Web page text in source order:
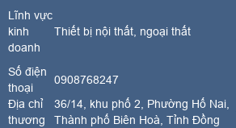
Lĩnh vực
kinh
doanh
Thiết bị nội thất, ngoại thất
Số điện
thoại
0908768247
Địa chỉ
thương
36/14, khu phố 2, Phường Hố Nai,
Thành phố Biên Hoà, Tỉnh Đồng